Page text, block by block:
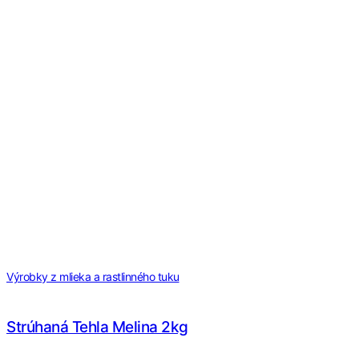
Výrobky z mlieka a rastlinného tuku
Strúhaná Tehla Melina 2kg